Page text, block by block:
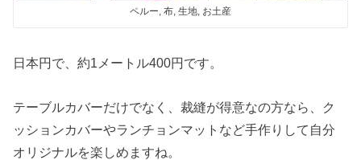
ペルー, 布, 生地, お土産
日本円で、約1メートル400円です。
テーブルカバーだけでなく、裁縫が得意なの方なら、ク
ッションカバーやランチョンマットなど手作りして自分
オリジナルを楽しめますね。